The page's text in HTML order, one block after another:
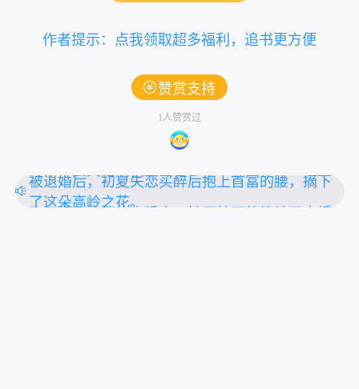
作者提示：点我领取超多福利，追书更方便
赞赏支持
1人赞赏过
一朝穿越，醒来就被塞入花轿，送去给个身中奇
被退婚后，初夏失恋买醉后抱上首富的腰，摘下
了这朵高岭之花。